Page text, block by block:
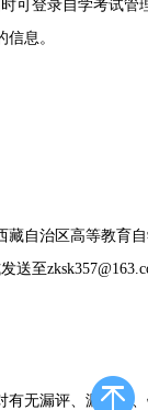
登录自学考试管
息。
自治区高等教育自
送至
无漏评、漏记分、